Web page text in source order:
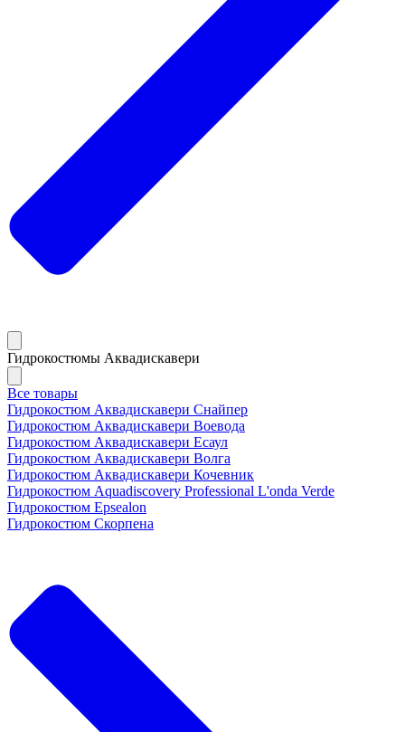
Гидрокостюмы Аквадискавери
Все товары
Гидрокостюм Аквадискавери Снайпер
Гидрокостюм Аквадискавери Воевода
Гидрокостюм Аквадискавери Есаул
Гидрокостюм Аквадискавери Волга
Гидрокостюм Аквадискавери Кочевник
Гидрокостюм Aquadiscovery Professional L'onda Verde
Гидрокостюм Epsealon
Гидрокостюм Скорпена